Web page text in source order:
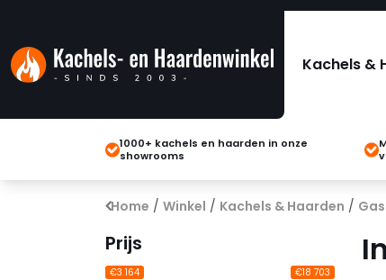
Kachels &
1000+ kachels en haarden in onze
showrooms
Home / Winkel / Kachels & Haarden /
Prijs
€3 164 €18 703